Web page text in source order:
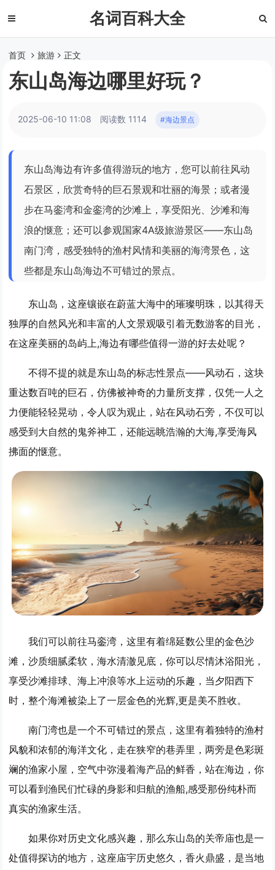
名词百科大全
首页 旅游 正文
东山岛海边哪里好玩？
2025-06-10 11:08 阅读数 1114 #海边景点
东山岛海边有许多值得游玩的地方，您可以前往风动
石景区，欣赏奇特的巨石景观和壮丽的海景；或者漫
步在马銮湾和金銮湾的沙滩上，享受阳光、沙滩和海
浪的惬意；还可以参观国家4A级旅游景区——东山岛
南门湾，感受独特的渔村风情和美丽的海湾景色，这
些都是东山岛海边不可错过的景点。
东山岛，这座镶嵌在蔚蓝大海中的璀璨明珠，以其得天
独厚的自然风光和丰富的人文景观吸引着无数游客的目光，
在这座美丽的岛屿上,海边有哪些值得一游的好去处呢？
不得不提的就是东山岛的标志性景点——风动石，这块
重达数百吨的巨石，仿佛被神奇的力量所支撑，仅凭一人之
力便能轻轻晃动，令人叹为观止，站在风动石旁，不仅可以
感受到大自然的鬼斧神工，还能远眺浩瀚的大海,享受海风
拂面的惬意。
我们可以前往马銮湾，这里有着绵延数公里的金色沙
滩，沙质细腻柔软，海水清澈见底，你可以尽情沐浴阳光，
享受沙滩排球、海上冲浪等水上运动的乐趣，当夕阳西下
时，整个海滩被染上了一层金色的光辉,更是美不胜收。
南门湾也是一个不可错过的景点，这里有着独特的渔村
风貌和浓郁的海洋文化，走在狭窄的巷弄里，两旁是色彩斑
斓的渔家小屋，空气中弥漫着海产品的鲜香，站在海边，你
可以看到渔民们忙碌的身影和归航的渔船,感受那份纯朴而
真实的渔家生活。
如果你对历史文化感兴趣，那么东山岛的关帝庙也是一
处值得探访的地方，这座庙宇历史悠久，香火鼎盛，是当地